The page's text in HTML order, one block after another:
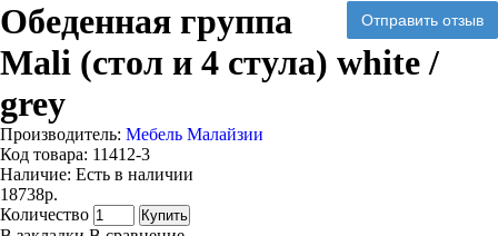
Отправить отзыв
Обеденная группа
Mali (стол и 4 стула) white /
grey
Производитель: Мебель Малайзии
Код товара: 11412-3
Наличие: Есть в наличии
18738р.
Количество
Купить